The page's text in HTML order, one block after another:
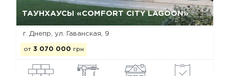
ТАУНХАУСЫ «COMFORT CITY LAGOON»
г. Днепр, ул. Гаванская, 9
от 3 070 000 грн